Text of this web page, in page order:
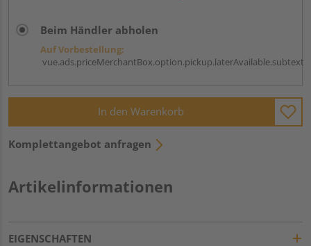
Beim Händler abholen
Auf Vorbestellung:
vue.ads.priceMerchantBox.option.pickup.laterAvailable.subtext
In den Warenkorb
Komplettangebot anfragen
Artikelinformationen
EIGENSCHAFTEN